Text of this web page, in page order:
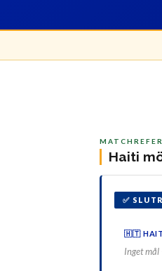
Haiti
✅
🇭🇹
Inget